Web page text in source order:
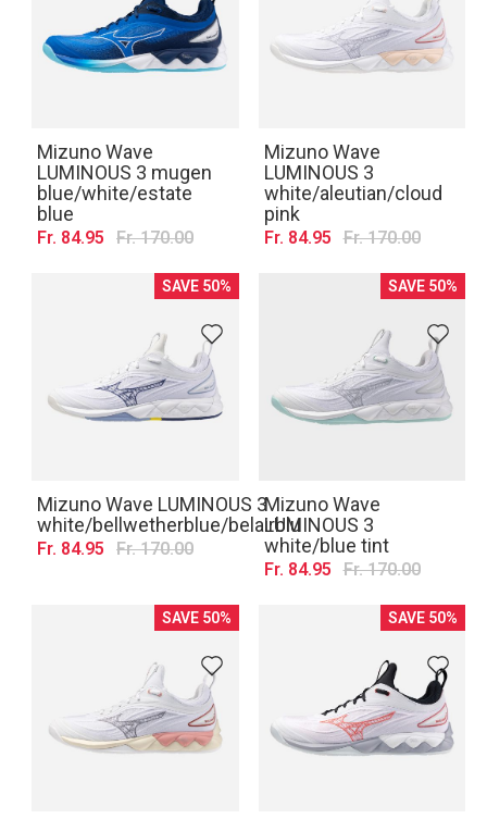
Mizuno Wave
LUMINOUS 3 mugen
blue/white/estate
blue
Fr. 84.95 Fr. 170.00
Mizuno Wave
LUMINOUS 3
white/aleutian/cloud
pink
Fr. 84.95 Fr. 170.00
SAVE 50%
Mizuno Wave LUMINOUS 3
white/bellwetherblue/belairblu
Fr. 84.95 Fr. 170.00
SAVE 50%
Mizuno Wave
LUMINOUS 3
white/blue tint
Fr. 84.95 Fr. 170.00
SAVE 50% SAVE 50%